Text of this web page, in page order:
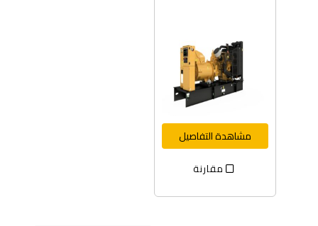
مشاهدة التفاصيل
مقارنة